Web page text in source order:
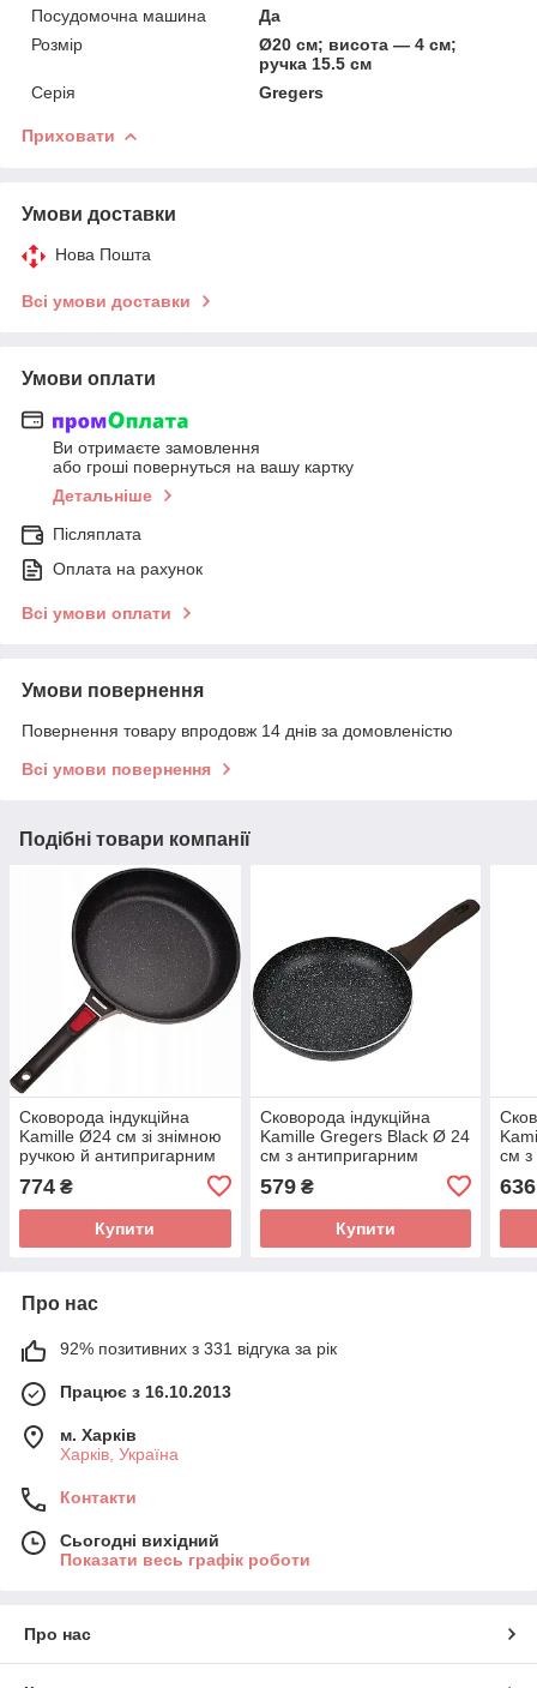
Посудомочна машина
Да
Розмір
Ø20 см; висота — 4 см;
ручка 15.5 см
Серія
Gregers
Приховати
Умови доставки
Нова Пошта
Всі умови доставки
Умови оплати
Ви отримаєте замовлення
або гроші повернуться на вашу картку
Детальніше
Післяплата
Оплата на рахунок
Всі умови оплати
Умови повернення
Повернення товару впродовж 14 днів за домовленістю
Всі умови повернення
Подібні товари компанії
Сковорода індукційна
Kamille Ø24 см зі знімною
ручкою й антипригарним
774 ₴
Купити
Сковорода індукційна
Kamille Gregers Black Ø 24
см з антипригарним
579₴
Купити
см з
636
Про нас
92% позитивних з 331 відгука за рік
Працює з 16.10.2013
м. Харків
Харків, Україна
Контакти
Сьогодні вихідний
Показати весь графік роботи
Про нас